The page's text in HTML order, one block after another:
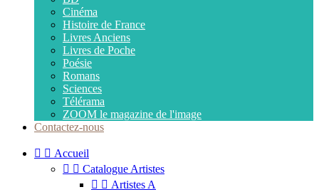
Cinéma
Histoire de France
Livres Anciens
Livres de Poche
Poésie
Romans
Sciences
Télérama
ZOOM le magazine de l'image
Contactez-nous
  Accueil
  Catalogue Artistes
  Artistes A